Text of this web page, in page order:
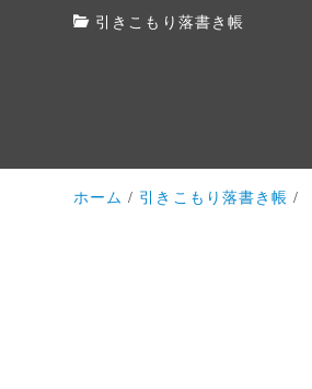
引きこもり落書き帳
ホーム 引きこもり落書き帳